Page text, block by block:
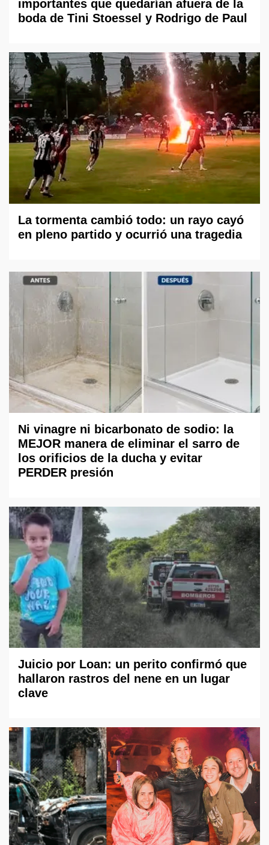
importantes que quedarían afuera de la
boda de Tini Stoessel y Rodrigo de Paul
La tormenta cambió todo: un rayo cayó
en pleno partido y ocurrió una tragedia
Ni vinagre ni bicarbonato de sodio: la
MEJOR manera de eliminar el sarro de
los orificios de la ducha y evitar
PERDER presión
Juicio por Loan: un perito confirmó que
hallaron rastros del nene en un lugar
clave